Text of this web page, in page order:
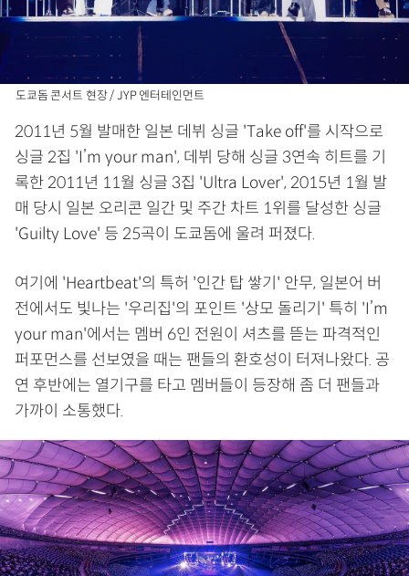
도쿄돔 콘서트 현장 / JYP 엔터테인먼트
2011년 5월 발매한 일본 데뷔 싱글 'Take off'를 시작으로
싱글 2집 'I’m your man', 데뷔 당해 싱글 3연속 히트를 기
록한 2011년 11월 싱글 3집 'Ultra Lover', 2015년 1월 발
매 당시 일본 오리콘 일간 및 주간 차트 1위를 달성한 싱글
'Guilty Love' 등 25곡이 도쿄돔에 울려 퍼졌다.
여기에 'Heartbeat'의 특허 '인간 탑 쌓기' 안무, 일본어 버
전에서도 빛나는 '우리집'의 포인트 '상모 돌리기' 특히 'I’m
your man'에서는 멤버 6인 전원이 셔츠를 뜯는 파격적인
퍼포먼스를 선보였을 때는 팬들의 환호성이 터져나왔다. 공
연 후반에는 열기구를 타고 멤버들이 등장해 좀 더 팬들과
가까이 소통했다.